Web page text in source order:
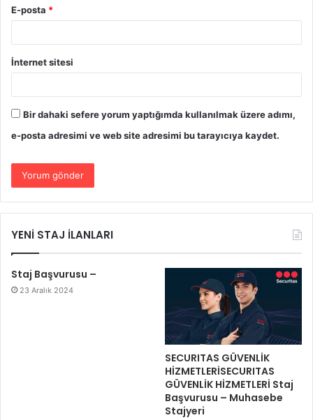
E-posta *
İnternet sitesi
Bir dahaki sefere yorum yaptığımda kullanılmak üzere adımı,
e-posta adresimi ve web site adresimi bu tarayıcıya kaydet.
YENİ STAJ İLANLARI
Staj Başvurusu –
23 Aralık 2024
SECURITAS GÜVENLİK
HİZMETLERİSECURITAS
GÜVENLİK HİZMETLERİ Staj
Başvurusu – Muhasebe
Stajyeri